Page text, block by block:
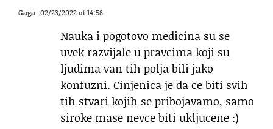
Gaga 02/23/2022 at 14:58
Nauka i pogotovo medicina su se
uvek razvijale u pravcima koji su
ljudima van tih polja bili jako
konfuzni. Cinjenica je da ce biti svih
tih stvari kojih se pribojavamo, samo
siroke mase nevce biti ukljucene :)